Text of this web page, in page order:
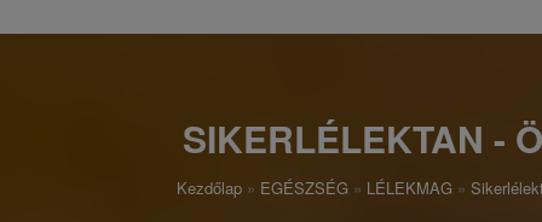
e
SIKERLÉLEKTAN -
Kezdőlap EGÉSZSÉG LÉLEKMAG